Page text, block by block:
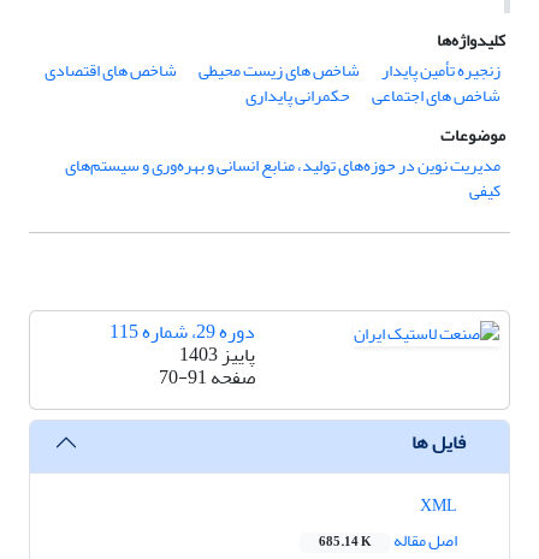
کلیدواژه‌ها
زنجیره تأمین پایدار
شاخص های زیست محیطی شاخص های اقتصادی
شاخص های اجتماعی
حکمرانی پایداری
موضوعات
مدیریت نوین در حوزه‌های تولید، منابع انسانی و بهره‌وری و سیستم‌های
کیفی
دوره 29، شماره 115
پاییز 1403
صفحه70-91
فایل ها
اصل مقاله
685.14 K